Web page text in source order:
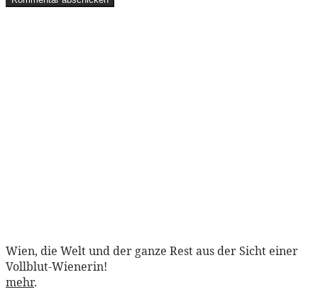
Wien, die Welt und der ganze Rest aus der Sicht einer
Vollblut-Wienerin!
mehr.